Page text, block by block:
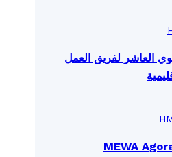
العاشر لفريق العمل